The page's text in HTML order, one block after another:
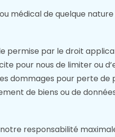
médical de quelque
permise par le droit
pour nous de limiter ou
dommages pour perte de
de biens ou de
responsabilité